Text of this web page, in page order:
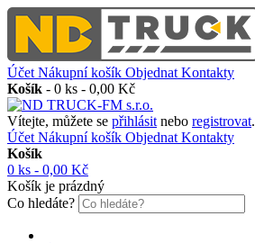
Účet Nákupní košík Objednat Kontakty
Košík - 0 ks - 0,00 Kč
Vítejte, můžete se přihlásit nebo registrovat.
Účet Nákupní košík Objednat Kontakty
Košík
0 ks - 0,00 Kč
Košík je prázdný
Co hledáte?